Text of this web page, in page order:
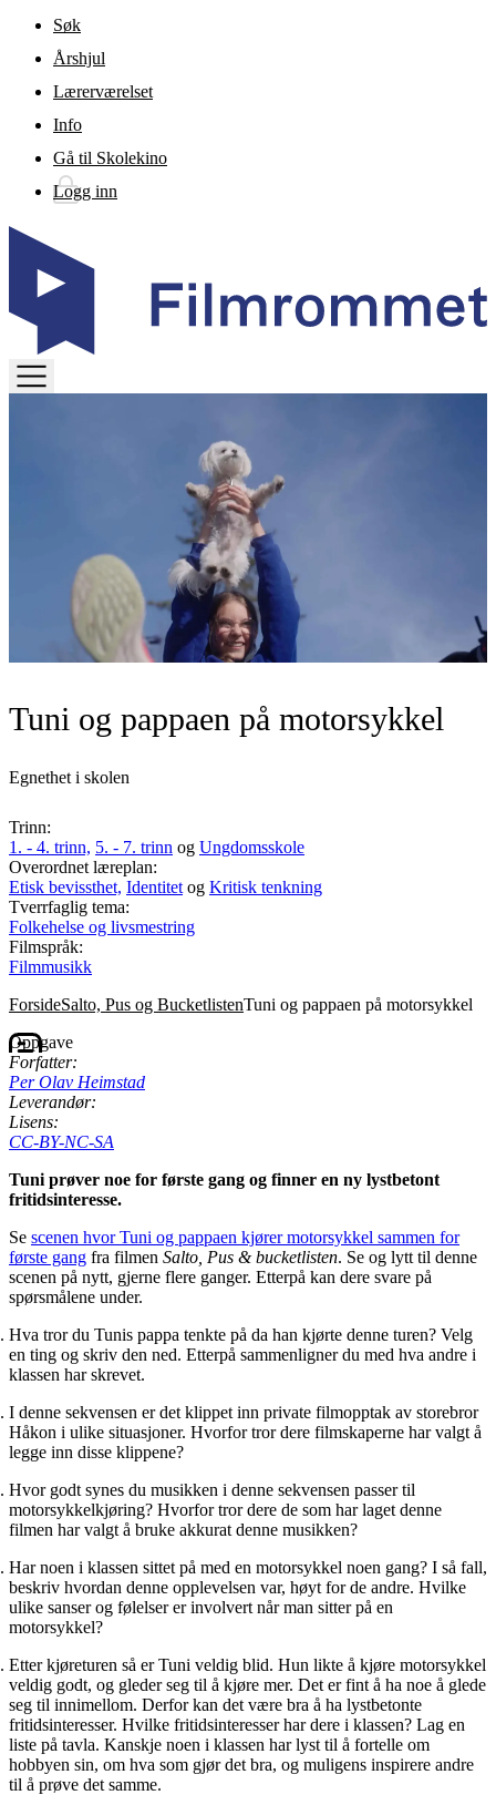
Gå til hovedinnhold
Søk
Årshjul
Lærerværelset
Info
Gå til Skolekino
Logg inn
Tuni og pappaen på motorsykkel
Egnethet i skolen
Trinn:
1. - 4. trinn, 5. - 7. trinn og Ungdomsskole
Overordnet læreplan:
Etisk bevissthet, Identitet og Kritisk tenkning
Tverrfaglig tema:
Folkehelse og livsmestring
Filmspråk:
Filmmusikk
ForsideSalto, Pus og BucketlistenTuni og pappaen på motorsykkel
Oppgave
Forfatter:
Per Olav Heimstad
Leverandør:
Lisens:
CC-BY-NC-SA
Tuni prøver noe for første gang og finner en ny lystbetont
fritidsinteresse.
Se scenen hvor Tuni og pappaen kjører motorsykkel sammen for
første gang fra filmen Salto, Pus & bucketlisten. Se og lytt til denne
scenen på nytt, gjerne flere ganger. Etterpå kan dere svare på
spørsmålene under.
Hva tror du Tunis pappa tenkte på da han kjørte denne turen? Velg
en ting og skriv den ned. Etterpå sammenligner du med hva andre i
klassen har skrevet.
I denne sekvensen er det klippet inn private filmopptak av storebror
Håkon i ulike situasjoner. Hvorfor tror dere filmskaperne har valgt å
legge inn disse klippene?
Hvor godt synes du musikken i denne sekvensen passer til
motorsykkelkjøring? Hvorfor tror dere de som har laget denne
filmen har valgt å bruke akkurat denne musikken?
Har noen i klassen sittet på med en motorsykkel noen gang? I så fall,
beskriv hvordan denne opplevelsen var, høyt for de andre. Hvilke
ulike sanser og følelser er involvert når man sitter på en
motorsykkel?
Etter kjøreturen så er Tuni veldig blid. Hun likte å kjøre motorsykkel
veldig godt, og gleder seg til å kjøre mer. Det er fint å ha noe å glede
seg til innimellom. Derfor kan det være bra å ha lystbetonte
fritidsinteresser. Hvilke fritidsinteresser har dere i klassen? Lag en
liste på tavla. Kanskje noen i klassen har lyst til å fortelle om
hobbyen sin, om hva som gjør det bra, og muligens inspirere andre
til å prøve det samme.